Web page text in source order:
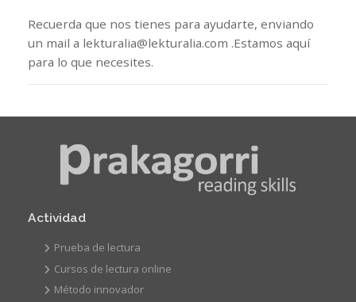
Recuerda que nos tienes para ayudarte, enviando
un mail a lekturalia@lekturalia.com .Estamos aquí
para lo que necesites.
Actividad
Prueba de lectura
Cursos de lectura online
Método innovador